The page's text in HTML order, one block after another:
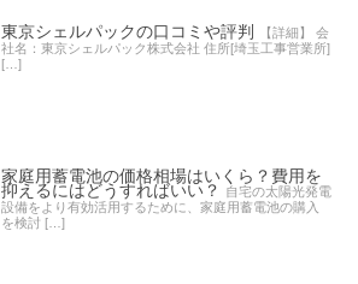
東京シェルパックの口コミや評判
【詳細】 会
社名：東京シェルパック株式会社 住所[埼玉工事営業所]
[…]
家庭用蓄電池の価格相場はいくら？費用を
抑えるにはどうすればいい？
自宅の太陽光発電
設備をより有効活用するために、家庭用蓄電池の購入
を検討 […]